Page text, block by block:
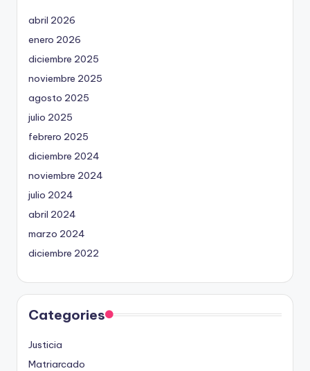
abril 2026
enero 2026
diciembre 2025
noviembre 2025
agosto 2025
julio 2025
febrero 2025
diciembre 2024
noviembre 2024
julio 2024
abril 2024
marzo 2024
diciembre 2022
Categories
Justicia
Matriarcado